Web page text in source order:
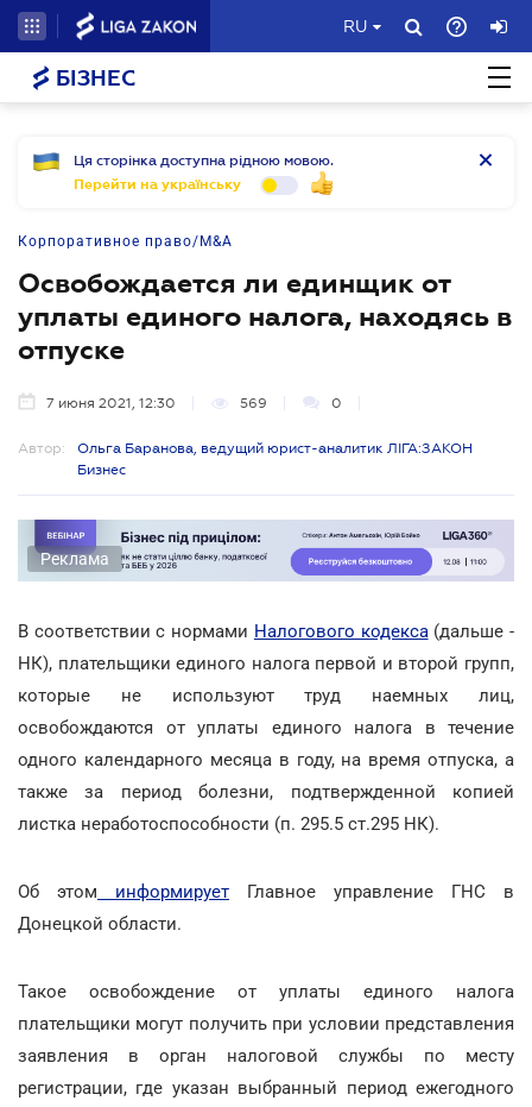
RU
БІЗНЕС
Ця сторінка доступна рідною мовою.
Перейти на українську
Корпоративное право/M&A
Освобождается ли единщик от
уплаты единого налога, находясь в
отпуске
7 июня 2021, 12:30 569 0
Автор:
Ольга Баранова, ведущий юрист-аналитик ЛІГА:ЗАКОН
Бизнес
Реклама
В соответствии с нормами Налогового кодекса(дальше -
НК), плательщики единого налога первой и второй групп,
которые не используют труд наемных лиц,
освобождаются от уплаты единого налога в течение
одного календарного месяца в году, на время отпуска, а
также за период болезни, подтвержденной копией
листка неработоспособности (п. 295.5 ст.295 НК).
Об этом информирует Главное управление ГНС в
Донецкой области.
Такое освобождение от уплаты единого налога
плательщики могут получить при условии представления
заявления в орган налоговой службы по месту
регистрации, где указан выбранный период ежегодного